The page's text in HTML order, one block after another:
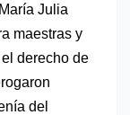
Julia
maestras y
derecho de
del